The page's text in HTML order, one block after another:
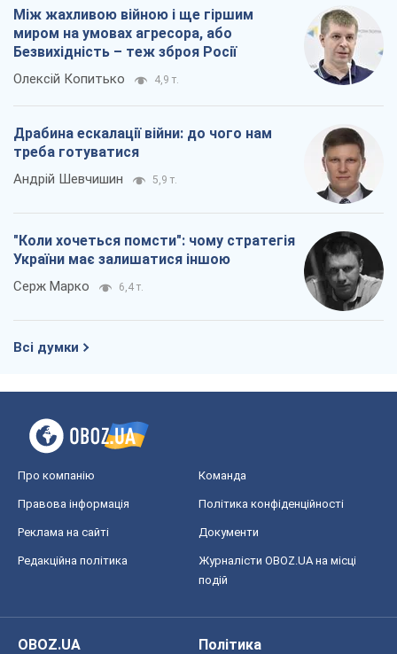
Між жахливою війною і ще гіршим
миром на умовах агресора, або
Безвихідність – теж зброя Росії
Олексій Копитько 4,9 т.
Драбина ескалації війни: до чого нам
треба готуватися
Андрій Шевчишин 5,9 т.
"Коли хочеться помсти": чому стратегія
України має залишатися іншою
Серж Марко 6,4 т.
Всі думки
Про компанію Команда
Правова інформація Політика конфіденційності
Реклама на сайті Документи
Редакційна політика
Журналісти OBOZ.UA на місці
подій
OBOZ.UA
Політика